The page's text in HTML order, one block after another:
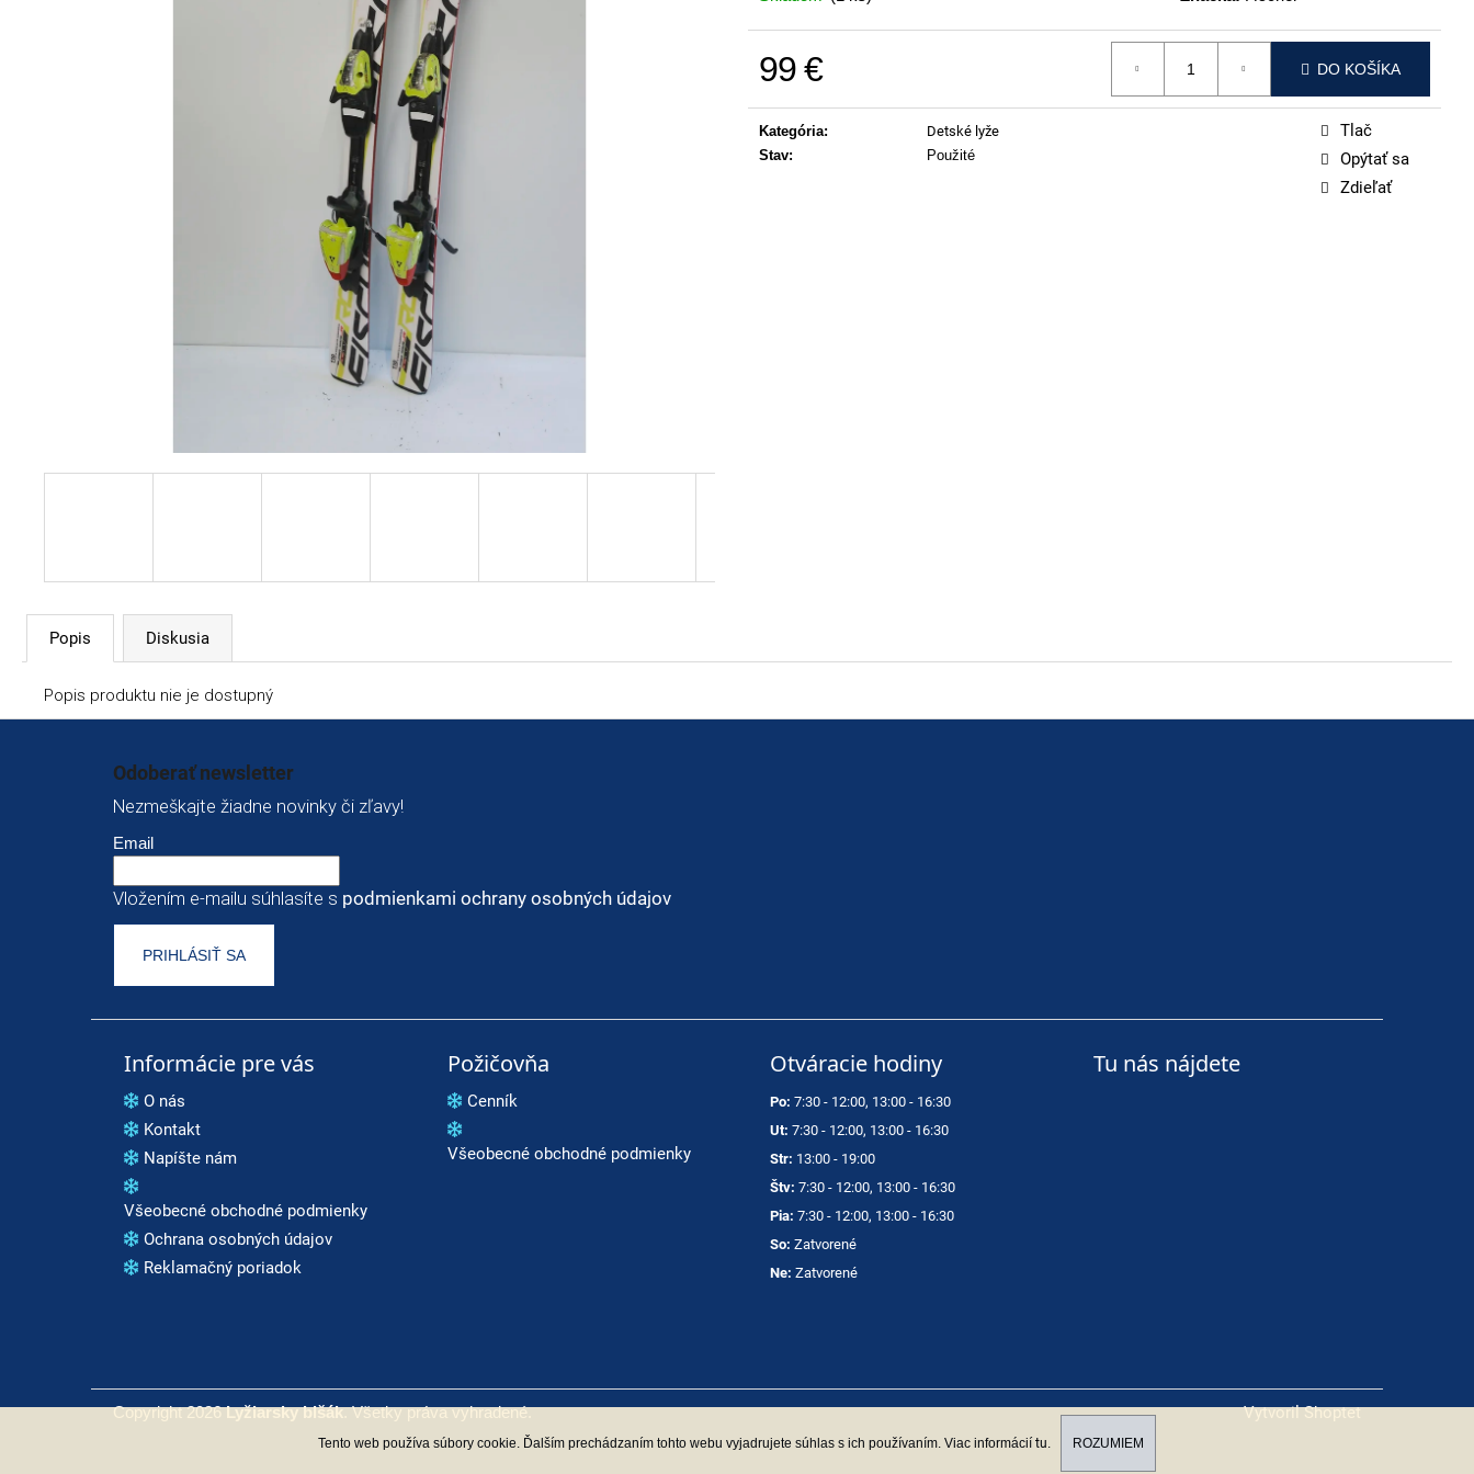
Tento web používa súbory cookie. Ďalším prechádzaním tohto webu vyjadrujete súhlas s ich používaním. Viac informácií tu ROZUMIEM
99 € DO KOŠÍKA
Kategória:
Detské lyže
Stav: Použité
Tlač
Opýtať sa
Zdieľať
Popis Diskusia
Popis produktu nie je dostupný
Odoberať newsletter
Nezmeškajte žiadne novinky či zľavy!
Email
Vložením e-mailu súhlasíte s podmienkami ochrany osobných údajov
PRIHLÁSIŤ SA
Informácie pre vás
O nás
Kontakt
Napíšte nám
Všeobecné obchodné podmienky
Ochrana osobných údajov
Reklamačný poriadok
Požičovňa
Cenník
Všeobecné obchodné podmienky
Otváracie hodiny
Po: 7:30 - 12:00, 13:00 - 16:30
Ut: 7:30 - 12:00, 13:00 - 16:30
Str: 13:00 - 19:00
Štv: 7:30 - 12:00, 13:00 - 16:30
Pia: 7:30 - 12:00, 13:00 - 16:30
So: Zatvorené
Ne: Zatvorené
Tu nás nájdete
Vytvoril Shoptet
Copyright 2026Lyžiarsky blšák. Všetky práva vyhradené.